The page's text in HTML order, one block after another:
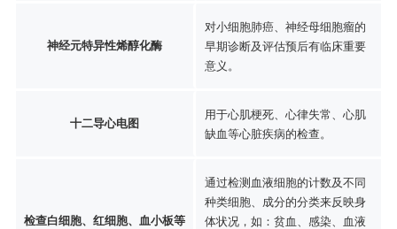
神经元特异性烯醇化酶
对小细胞肺癌、神经母细胞瘤的
早期诊断及评估预后有临床重要
意义。
十二导心电图
用于心肌梗死、心律失常、心肌
缺血等心脏疾病的检查。
检查白细胞、红细胞、血小板等
通过检测血液细胞的计数及不同
种类细胞、成分的分类来反映身
体状况，如：贫血、感染、血液